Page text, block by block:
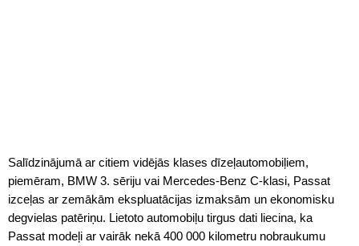
Salīdzinājumā ar citiem vidējās klases dīzeļautomobiļiem,
piemēram, BMW 3. sēriju vai Mercedes-Benz C-klasi, Passat
izceļas ar zemākām ekspluatācijas izmaksām un ekonomisku
degvielas patēriņu. Lietoto automobiļu tirgus dati liecina, ka
Passat modeļi ar vairāk nekā 400 000 kilometru nobraukumu